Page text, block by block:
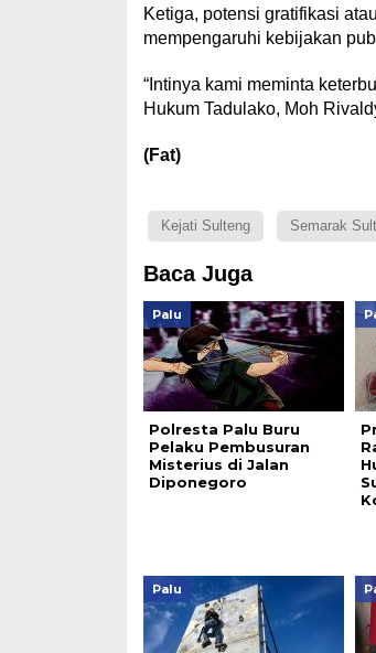
Ketiga, potensi gratifikasi
mempengaruhi kebijakan
“Intinya kami meminta
Hukum Tadulako, Moh
(Fat)
Kejati Sulteng Semarak
Baca Juga
Palu
Polresta Palu Buru
Pelaku Pembusuran
Misterius di Jalan
Diponegoro
Palu